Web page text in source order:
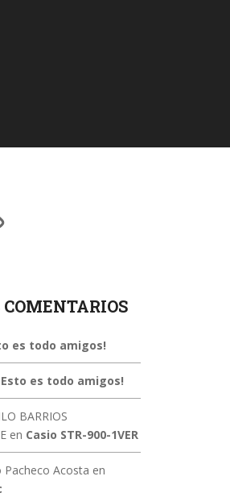
es todo amigos!
Esto es todo amigos!
BARRIOS
en Casio STR-900-1VER
Pacheco Acosta en